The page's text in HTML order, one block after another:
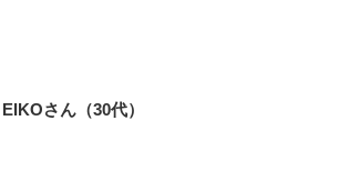
さん（30代）